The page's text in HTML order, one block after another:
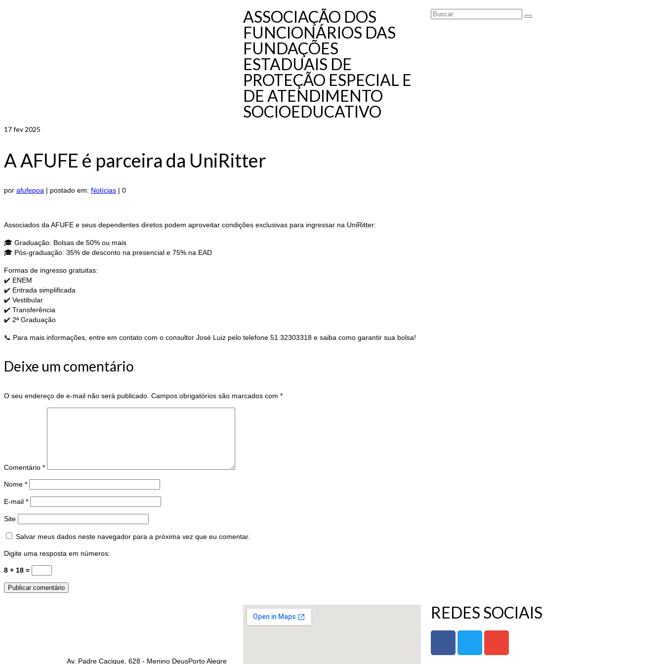
ASSOCIAÇÃO DOS
FUNCIONÁRIOS DAS
FUNDAÇÕES
ESTADUAIS DE
PROTEÇÃO ESPECIAL E
DE ATENDIMENTO
SOCIOEDUCATIVO
17fev 2025
A AFUFE é parceira da UniRitter
por afufepoa | postado em: Notícias | 0
Associados da AFUFE e seus dependentes diretos podem aproveitar condições exclusivas para ingressar na UniRitter:
🎓 Graduação: Bolsas de 50% ou mais
🎓 Pós-graduação: 35% de desconto na presencial e 75% na EAD
Formas de ingresso gratuitas:
✔️ ENEM
✔️ Entrada simplificada
✔️ Vestibular
✔️ Transferência
✔️ 2ª Graduação
📞 Para mais informações, entre em contato com o consultor José Luiz pelo telefone 51 32303318 e saiba como garantir sua bolsa!
Deixe um comentário
O seu endereço de e-mail não será publicado. Campos obrigatórios são marcados com *
Comentário *
Nome *
E-mail *
Site
Salvar meus dados neste navegador para a próxima vez que eu comentar.
Digite uma resposta em números:
8 + 18 =
Av. Padre Cacique, 628 - Menino DeusPorto Alegre
REDES SOCIAIS